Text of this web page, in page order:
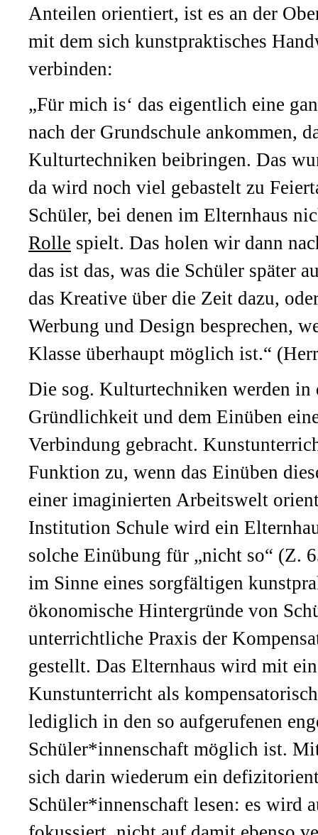
Anteilen orientiert, ist es an der
mit dem sich kunstpraktisches
verbinden:
„Für mich is‘ das eigentlich eine
nach der Grundschule ankommen,
Kulturtechniken beibringen. Das
da wird noch viel gebastelt zu
Schüler, bei denen im Elternhaus
Rolle spielt. Das holen wir dann
das ist das, was die Schüler später
das Kreative über die Zeit dazu,
Werbung und Design besprechen,
Klasse überhaupt möglich ist.“
Die sog. Kulturtechniken werden
Gründlichkeit und dem Einüben
Verbindung gebracht.
Funktion zu, wenn das Einüben
einer imaginierten Arbeitswelt
Institution Schule wird ein
solche Einübung für „nicht so“ (Z.
im Sinne eines sorgfältigen
ökonomische Hintergründe von
unterrichtliche Praxis der
gestellt. Das Elternhaus wird mit
Kunstunterricht als
lediglich in den so aufgerufenen
Schüler*innenschaft möglich ist.
sich darin wiederum ein
Schüler*innenschaft lesen: es wird